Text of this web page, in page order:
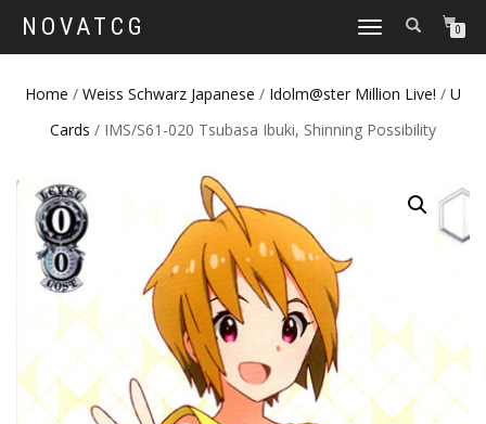
NOVATCG
TOGGLE
0
Home / Weiss Schwarz Japanese / Idolm@ster Million Live! / U
Cards / IMS/S61-020 Tsubasa Ibuki, Shinning Possibility